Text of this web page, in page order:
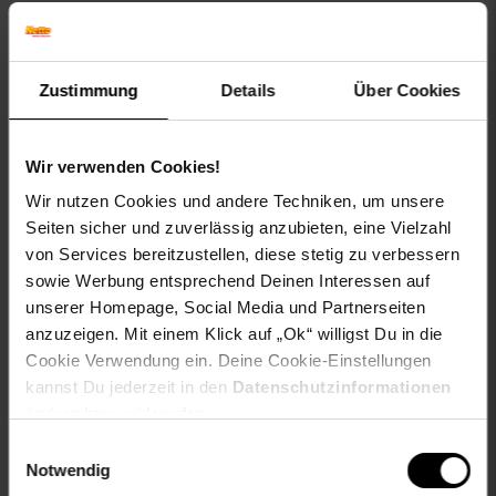
Zustimmung Details Über Cookies
Wir verwenden Cookies!
Wir nutzen Cookies und andere Techniken, um unsere
Seiten sicher und zuverlässig anzubieten, eine Vielzahl
von Services bereitzustellen, diese stetig zu verbessern
sowie Werbung entsprechend Deinen Interessen auf
unserer Homepage, Social Media und Partnerseiten
anzuzeigen. Mit einem Klick auf „Ok“ willigst Du in die
Cookie Verwendung ein. Deine Cookie-Einstellungen
kannst Du jederzeit in den Datenschutzinformationen
Notwendig
Höhe Armlehne: 18 - 14 cm
Max. Belastbarkeit: 120 kg
Gewicht: 6 kg
Sitz:
Angenehme Sitzposition durch Rückenlehne
Sitzfläche angenehm gepolstert
Material: Metall
Stabiles Vierfußgestell
Sicherer Stand
Besonderheiten:
Moderner Look trifft auf optimalen Komfort
Komfortables Sitzen auch nach mehreren Stunden
Strapazierfähiger & pflegeleichter Bezug
Pflegehinweise: